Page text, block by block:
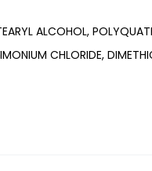
ALCOHOL,
CHLORIDE,